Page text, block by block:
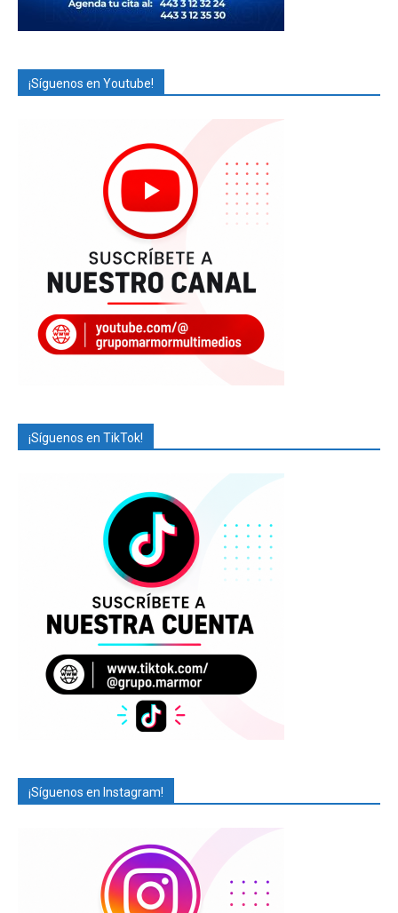
¡Síguenos en Youtube!
¡Síguenos en TikTok!
¡Síguenos en Instagram!